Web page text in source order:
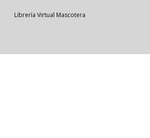
Librería Virtual Mascotera